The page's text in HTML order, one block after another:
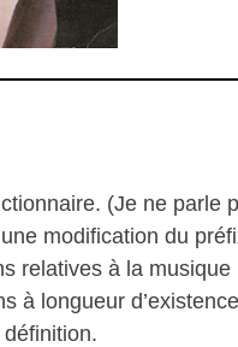
(Je ne
modification du
relatives à la
à longueur